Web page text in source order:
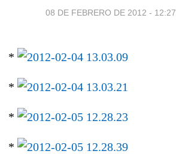
08 DE FEBRERO DE 2012 - 12:27
*
*
*
*